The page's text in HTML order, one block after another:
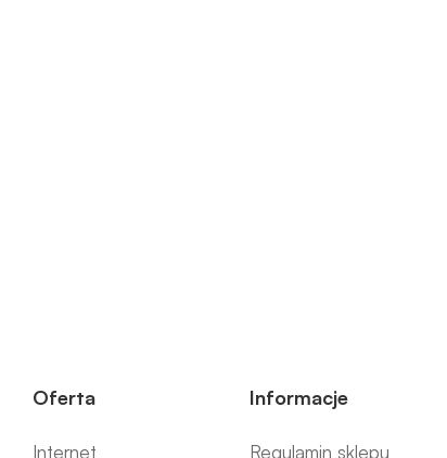
Oferta
Internet
Informacje
Regulamin sklepu